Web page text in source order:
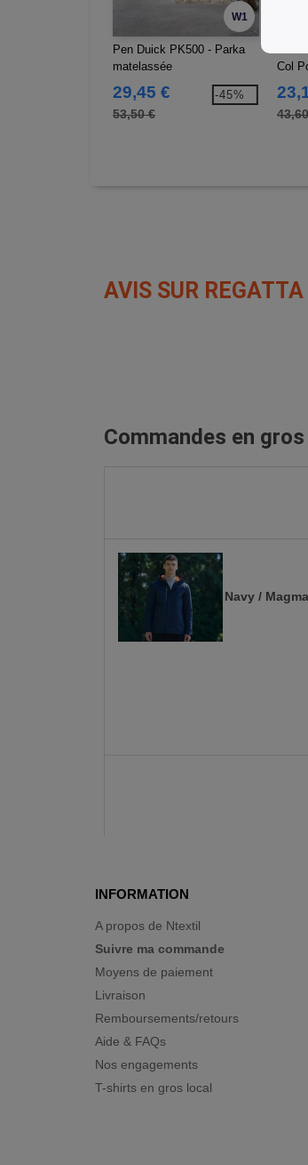
W1
Pen Duick PK500 - Parka
matelassée
29,45 €
53,50 €
-45%
Col
AVIS SUR
Commandes en gros
Navy / Magma
INFORMATION
A propos de Ntextil
Suivre ma commande
Moyens de paiement
Livraison
Remboursements/retours
Aide & FAQs
Nos engagements
T-shirts en gros local